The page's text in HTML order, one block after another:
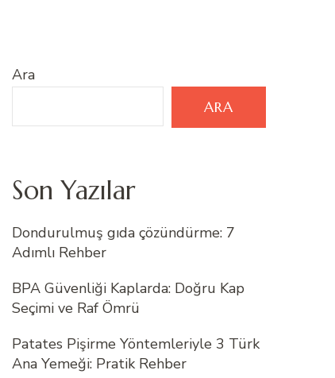
Ara
ARA
Son Yazılar
Dondurulmuş gıda çözündürme: 7
Adımlı Rehber
BPA Güvenliği Kaplarda: Doğru Kap
Seçimi ve Raf Ömrü
Patates Pişirme Yöntemleriyle 3 Türk
Ana Yemeği: Pratik Rehber